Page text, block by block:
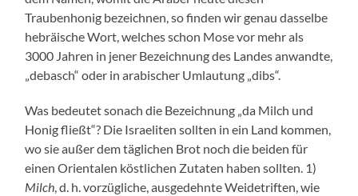
Traubenhonig bezeichnen, so finden wir genau dasselbe
hebräische Wort, welches schon Mose vor mehr als
3000 Jahren in jener Bezeichnung des Landes anwandte,
„debasch“ oder in arabischer Umlautung „dibs“.
Was bedeutet sonach die Bezeichnung „da Milch und
Honig fließt“? Die Israeliten sollten in ein Land kommen,
wo sie außer dem täglichen Brot noch die beiden für
einen Orientalen köstlichen Zutaten haben sollten. 1)
Milch, d. h. vorzügliche, ausgedehnte Weidetriften, wie